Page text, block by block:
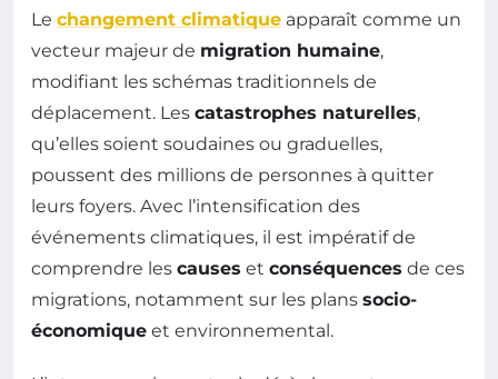
Le changement climatique apparaît comme un
vecteur majeur de migration humaine,
modifiant les schémas traditionnels de
déplacement. Les catastrophes naturelles,
qu’elles soient soudaines ou graduelles,
poussent des millions de personnes à quitter
leurs foyers. Avec l’intensification des
événements climatiques, il est impératif de
comprendre les causes et conséquences de ces
migrations, notamment sur les plans socio-
économique et environnemental.